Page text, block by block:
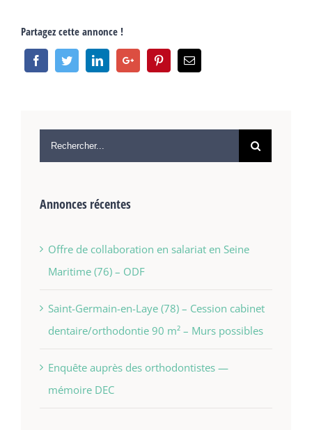
Partagez cette annonce !
Annonces récentes
Offre de collaboration en salariat en Seine
Maritime (76) – ODF
Saint-Germain-en-Laye (78) – Cession cabinet
dentaire/orthodontie 90 m² – Murs possibles
Enquête auprès des orthodontistes —
mémoire DEC